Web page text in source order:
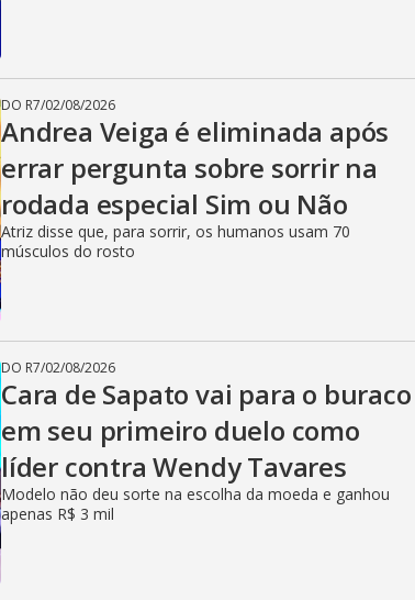
DO R7/02/08/2026
Andrea Veiga é eliminada após
errar pergunta sobre sorrir na
rodada especial Sim ou Não
Atriz disse que, para sorrir, os humanos usam 70
músculos do rosto
DO R7/02/08/2026
Cara de Sapato vai para o buraco
em seu primeiro duelo como
líder contra Wendy Tavares
Modelo não deu sorte na escolha da moeda e ganhou
apenas R$ 3 mil